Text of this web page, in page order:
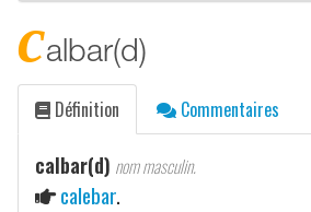
calbar(d)
Définition Commentaires
calbar(d) nom masculin.
calebar.